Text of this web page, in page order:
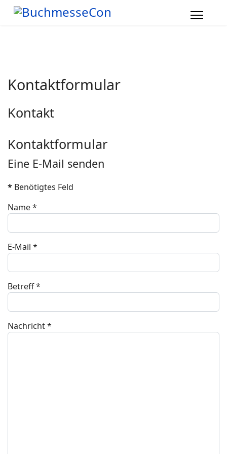
Kontaktformular
Kontakt
Kontaktformular
Eine E-Mail senden
* Benötigtes Feld
Name*
E-Mail *
Betreff*
Nachricht*